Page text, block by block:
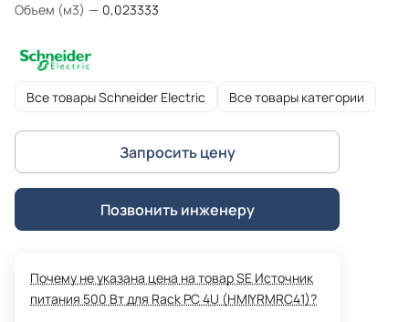
Объем (м3) — 0,023333
Все товары Schneider Electric Все товары категории
Запросить цену
Позвонить инженеру
Почему не указана цена на товар SE Источник
питания 500 Вт для Rack PC 4U (HMIYRMRC41)?